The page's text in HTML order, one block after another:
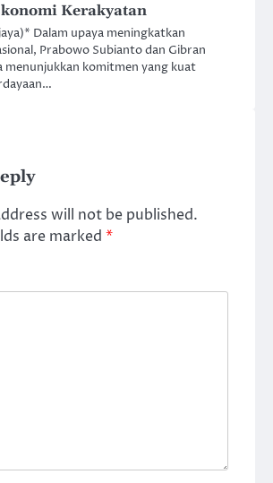
Kerakyatan
Dalam upaya meningkatkan
Prabowo Subianto dan Gibran
menunjukkan komitmen yang kuat
will not be published.
are marked *